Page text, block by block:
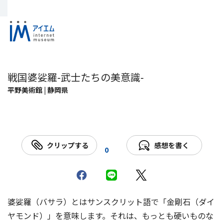
戦国婆娑羅-武士たちの美意識-
平野美術館 | 静岡県
クリップする 0 感想を書く
婆娑羅（バサラ）とはサンスクリット語で「金剛石（ダイ
ヤモンド）」を意味します。それは、もっとも硬いものな